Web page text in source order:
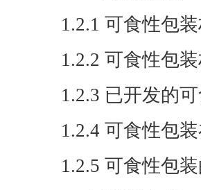
1.2.1 可食性包
1.2.2 可食性包
1.2.3 已开发的
1.2.4 可食性包
1.2.5 可食性包